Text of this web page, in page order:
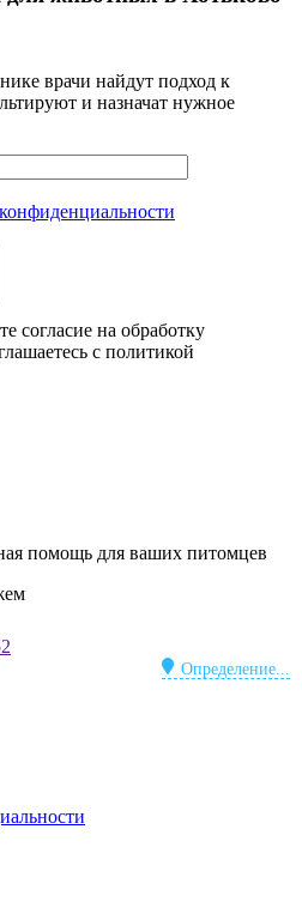
врачи найдут подход к
и назначат нужное
согласие на обработку
c политикой
помощь для ваших питомцев
Определение...